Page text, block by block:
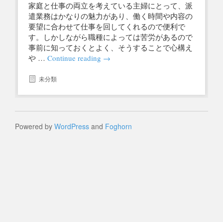
家庭と仕事の両立を考えている主婦にとって、派
遣業務はかなりの魅力があり、働く時間や内容の
要望に合わせて仕事を回してくれるので便利で
す。しかしながら職種によっては苦労があるので
事前に知っておくとよく、そうすることで心構え
や … Continue reading →
未分類
Powered by WordPress and Foghorn